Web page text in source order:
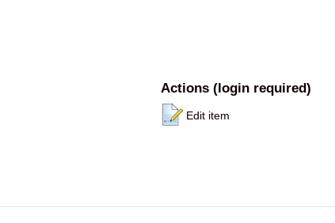
Actions (login required)
Edit item